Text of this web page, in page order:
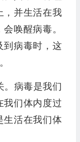
，并生活在我
唤醒病毒。
到病毒时，这
。病毒是我们
我们体内度过
生活在我们体